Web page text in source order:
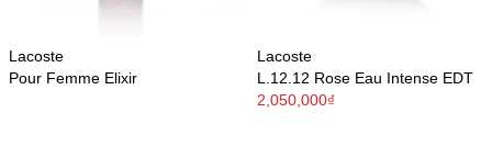
Lacoste
Pour Femme Elixir
Lacoste
L.12.12 Rose Eau Intense EDT
2,050,000₫